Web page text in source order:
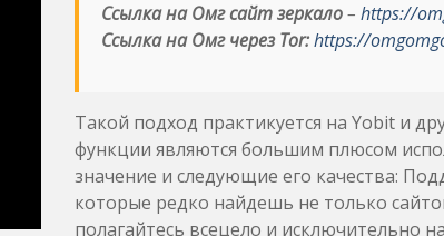
Ссылка на Омг сайт зеркало– https://
Ссылка на Омг через Tor: https://
Такой подход практикуется на Yobit и
функции являются большим плюсом
значение и следующие его качества:
которые редко найдешь не только
полагайтесь всецело и исключительно